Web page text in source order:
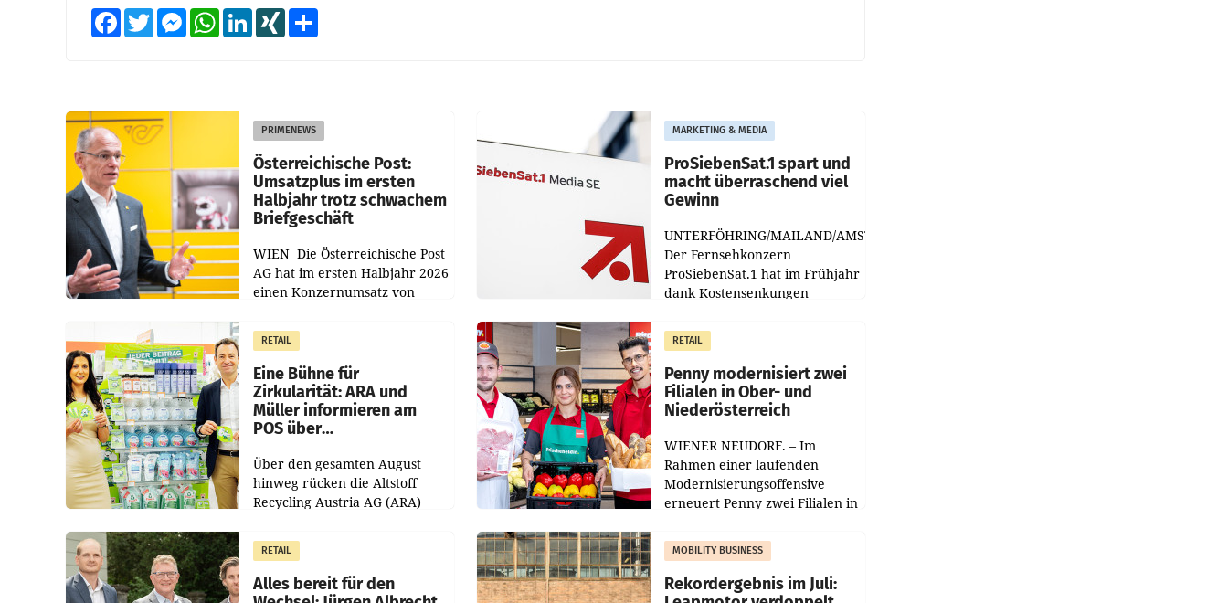
FacebookTwitter MessengerWhatsAppLinkedInXING
PRIMENEWS
Österreichische Post:
Umsatzplus im ersten
Halbjahr trotz schwachem
Briefgeschäft
WIEN Die Österreichische Post
AG hat im ersten Halbjahr 2026
einen Konzernumsatz von
erwirtschaftet, was einem Plus
von 3,8 Prozent gegenüber
dem Vergleichszeitraum
MARKETING & MEDIA
ProSiebenSat.1 spart und
macht überraschend viel
Gewinn
UNTERFÖHRING/MAILAND/AMSTERDAM.
Der Fernsehkonzern
ProSiebenSat.1 hat im Frühjahr
dank Kostensenkungen
gemacht und die
Markterwartung deutlich
übertroffen.
RETAIL
Eine Bühne für
Zirkularität: ARA und
Müller informieren am
POS über
Über den gesamten August
hinweg rücken die Altstoff
Recycling Austria AG (ARA)
Müller die Initiative „Kreislauf-
Helden“ in allen
österreichischen Müller-Filialen
RETAIL
Penny modernisiert zwei
Filialen in Ober- und
Niederösterreich
WIENER NEUDORF. – Im
Rahmen einer laufenden
Modernisierungsoffensive
erneuert Penny zwei Filialen in
Die beiden Standorte liegen in
Haag sowie im rund
RETAIL
Alles bereit für den
MOBILITY BUSINESS
Rekordergebnis im Juli: